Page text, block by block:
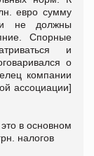
евро сумму
не должны
Спорные
и
о
компании
ассоциации]
в основном
налогов